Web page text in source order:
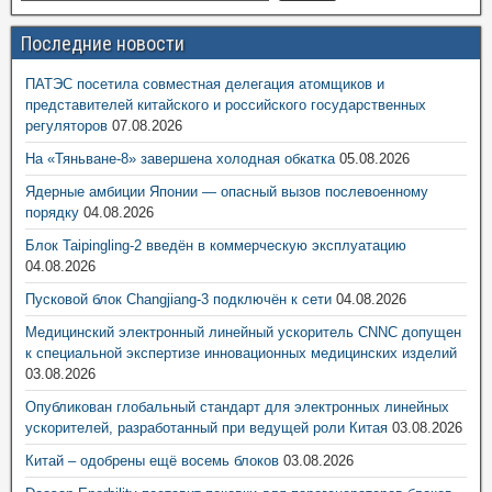
Последние новости
ПАТЭС посетила совместная делегация атомщиков и
представителей китайского и российского государственных
регуляторов 07.08.2026
На «Тяньване-8» завершена холодная обкатка 05.08.2026
Ядерные амбиции Японии — опасный вызов послевоенному
порядку 04.08.2026
Блок Taipingling-2 введён в коммерческую эксплуатацию
04.08.2026
Пусковой блок Changjiang-3 подключён к сети 04.08.2026
Медицинский электронный линейный ускоритель CNNC допущен
к специальной экспертизе инновационных медицинских изделий
03.08.2026
Опубликован глобальный стандарт для электронных линейных
ускорителей, разработанный при ведущей роли Китая 03.08.2026
Китай – одобрены ещё восемь блоков 03.08.2026